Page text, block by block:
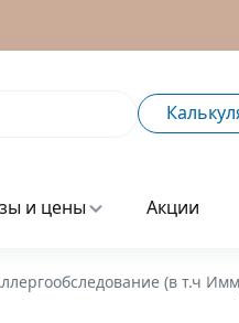
и цены Акции
(в т.ч